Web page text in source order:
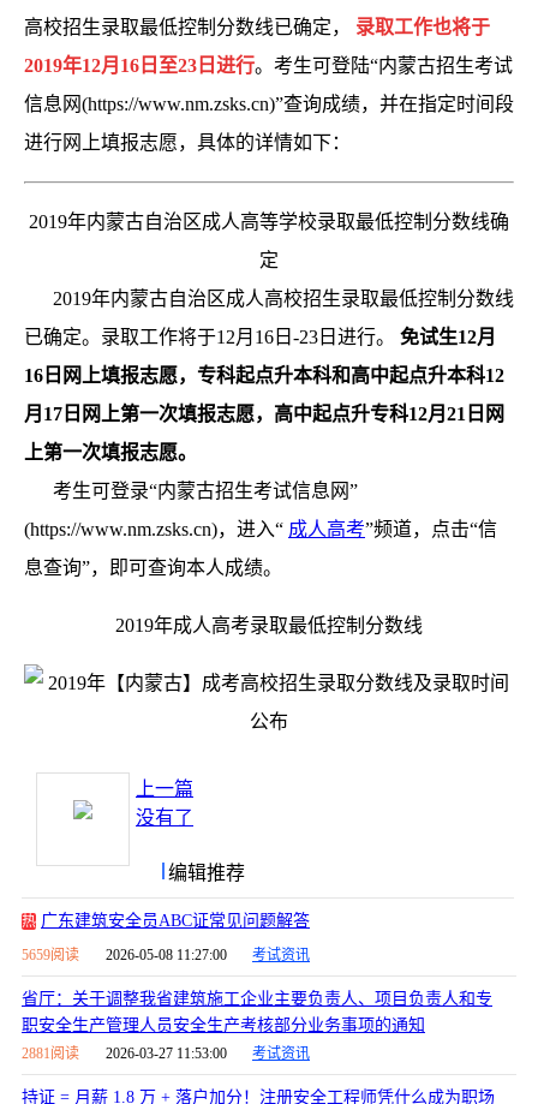
高校招生录取最低控制分数线已确定， 录取工作也将于
2019年12月16日至23日进行。考生可登陆“内蒙古招生考试
信息网(https://www.nm.zsks.cn)”查询成绩，并在指定时间段
进行网上填报志愿，具体的详情如下：
2019年内蒙古自治区成人高等学校录取最低控制分数线确
定
2019年内蒙古自治区成人高校招生录取最低控制分数线
已确定。录取工作将于12月16日-23日进行。 免试生12月
16日网上填报志愿，专科起点升本科和高中起点升本科12
月17日网上第一次填报志愿，高中起点升专科12月21日网
上第一次填报志愿。
考生可登录“内蒙古招生考试信息网”
(https://www.nm.zsks.cn)，进入“ 成人高考”频道，点击“信
息查询”，即可查询本人成绩。
2019年成人高考录取最低控制分数线
上一篇
没有了
编辑推荐
热 广东建筑安全员ABC证常见问题解答
5659阅读 2026-05-08 11:27:00 考试资讯
省厅：关于调整我省建筑施工企业主要负责人、项目负责人和专
职安全生产管理人员安全生产考核部分业务事项的通知
2881阅读 2026-03-27 11:53:00 考试资讯
持证 = 月薪 1.8 万 + 落户加分！注册安全工程师凭什么成为职场